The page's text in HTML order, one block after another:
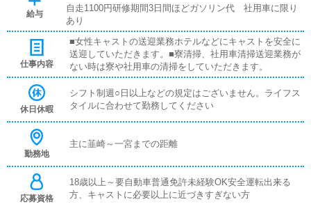
給与
自走1100円研修期間3日間ほどガソリン代 社用車に限り
あり
仕事内容
■女性キャストの送迎業務ホテルなどにキャストを安全に
送迎していただきます。■寮清掃、社用車清掃送迎業務が
ない時は寮や社用車の清掃をしていただきます。
休日休暇
シフト制週○日以上などの規定はございません。ライフス
タイルに合わせて勤務してください
勤務地
主に韮崎～一宮までの距離
応募資格
18歳以上～要自動車普通免許未経験OK安全運転出来る
方、キャストに必要以上に近づきすぎない方